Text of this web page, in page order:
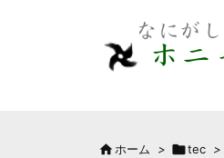
 ホーム > tec >